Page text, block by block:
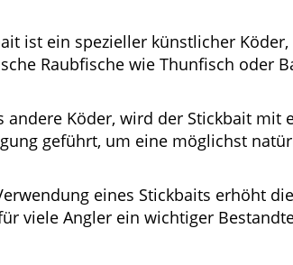
ist ein spezieller künstlicher
Raubfische wie Thunfisch oder
andere Köder, wird der Stickbait mit
geführt, um eine möglichst
eines Stickbaits erhöht
viele Angler ein wichtiger